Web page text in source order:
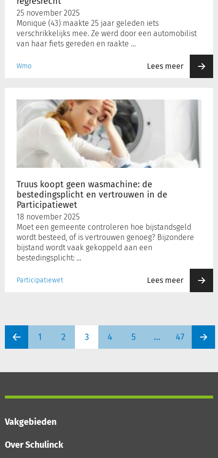
25 november 2025
Monique (43) maakte 25 jaar geleden iets
verschrikkelijks mee. Ze werd door een automobilist
van haar fiets gereden en raakte …
Wmo Lees meer
Truus koopt geen wasmachine: de
bestedingsplicht en vertrouwen in de
Participatiewet
18 november 2025
Moet een gemeente controleren hoe bijstandsgeld
wordt besteed, of is vertrouwen genoeg? Bijzondere
bijstand wordt vaak gekoppeld aan een
bestedingsplicht: …
Participatiewet Lees meer
koopt
wasmachine:
bestedingsplicht
vertrouwen
Participatiewet
1 2 3 4 5 … 47
Vakgebieden
Over Schulinck